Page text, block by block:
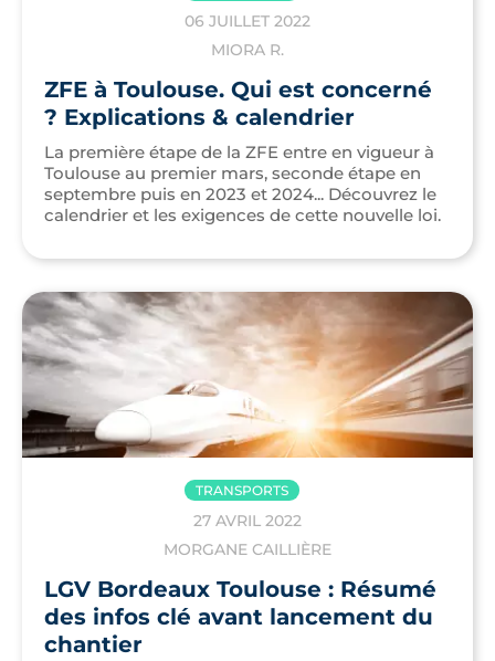
06 JUILLET 2022
MIORA R.
ZFE à Toulouse. Qui est concerné
? Explications & calendrier
La première étape de la ZFE entre en vigueur à
Toulouse au premier mars, seconde étape en
septembre puis en 2023 et 2024... Découvrez le
calendrier et les exigences de cette nouvelle loi.
TRANSPORTS
27 AVRIL 2022
MORGANE CAILLIÈRE
LGV Bordeaux Toulouse : Résumé
des infos clé avant lancement du
chantier